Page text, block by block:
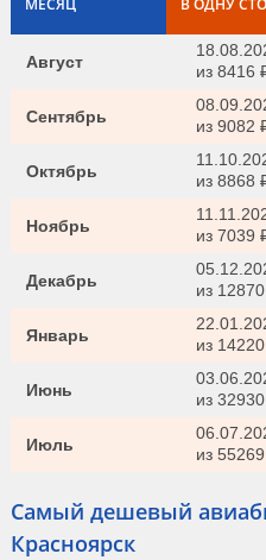
МЕСЯЦ В ОДНУ
Август
из 8416
Сентябрь
из 9082
Октябрь
из 8868
Ноябрь
из 7039
Декабрь
из
Январь
из
Июнь
из
Июль
из
Самый дешевый
Красноярск